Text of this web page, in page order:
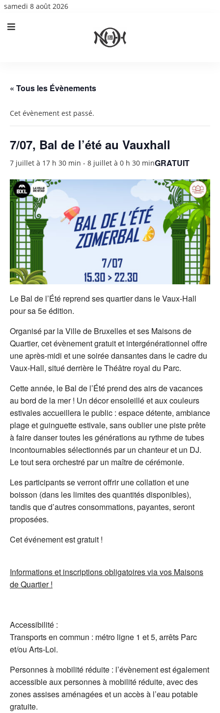
samedi 8 août 2026
« Tous les Évènements
Cet évènement est passé.
7/07, Bal de l’été au Vauxhall
7 juillet à 17 h 30 min - 8 juillet à 0 h 30 minGRATUIT
Le Bal de l’Été reprend ses quartier dans le Vaux-Hall
pour sa 5e édition.
Organisé par la Ville de Bruxelles et ses Maisons de
Quartier, cet évènement gratuit et intergénérationnel offre
une après-midi et une soirée dansantes dans le cadre du
Vaux-Hall, situé derrière le Théâtre royal du Parc.
Cette année, le Bal de l’Été prend des airs de vacances
au bord de la mer ! Un décor ensoleillé et aux couleurs
estivales accueillera le public : espace détente, ambiance
plage et guinguette estivale, sans oublier une piste prête
à faire danser toutes les générations au rythme de tubes
incontournables sélectionnés par un chanteur et un DJ.
Le tout sera orchestré par un maître de cérémonie.
Les participants se verront offrir une collation et une
boisson (dans les limites des quantités disponibles),
tandis que d’autres consommations, payantes, seront
proposées.
Cet événement est gratuit !
Informations et inscriptions obligatoires via vos Maisons
de Quartier !
Accessibilité :
Transports en commun : métro ligne 1 et 5, arrêts Parc
et/ou Arts-Loi.
Personnes à mobilité réduite : l’évènement est également
accessible aux personnes à mobilité réduite, avec des
zones assises aménagées et un accès à l’eau potable
gratuite.